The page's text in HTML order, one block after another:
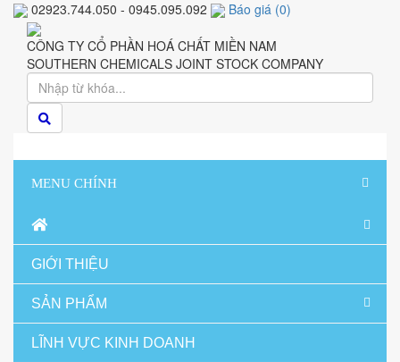
02923.744.050 - 0945.095.092 Báo giá (0)
CÔNG TY CỔ PHẦN HOÁ CHẤT MIỀN NAM
SOUTHERN CHEMICALS JOINT STOCK COMPANY
MENU CHÍNH
GIỚI THIỆU
SẢN PHẨM
LĨNH VỰC KINH DOANH